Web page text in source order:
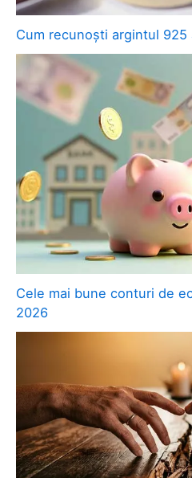
Cum recunoști argintul 925
Cele mai bune conturi de
2026